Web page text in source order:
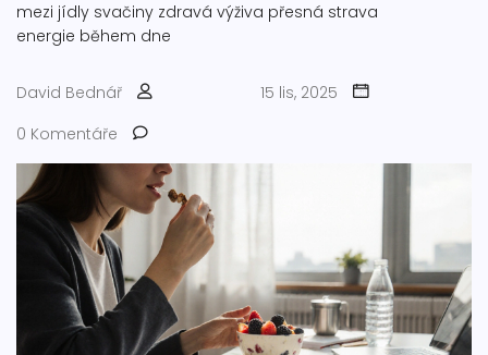
mezi jídly svačiny zdravá výživa přesná strava
energie během dne
David Bednář
15 lis, 2025
0 Komentáře